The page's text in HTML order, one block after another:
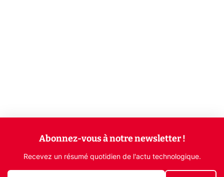
Abonnez-vous à notre newsletter !
Recevez un résumé quotidien de l'actu technologique.